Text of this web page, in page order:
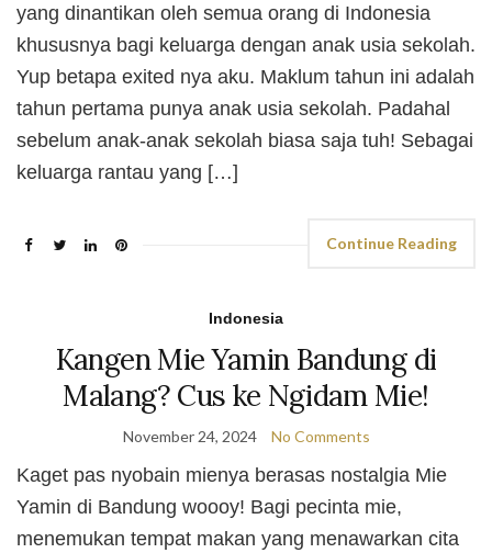
yang dinantikan oleh semua orang di Indonesia
khususnya bagi keluarga dengan anak usia sekolah.
Yup betapa exited nya aku. Maklum tahun ini adalah
tahun pertama punya anak usia sekolah. Padahal
sebelum anak-anak sekolah biasa saja tuh! Sebagai
keluarga rantau yang […]
Continue Reading
Indonesia
Kangen Mie Yamin Bandung di
Malang? Cus ke Ngidam Mie!
November 24, 2024 No Comments
Kaget pas nyobain mienya berasas nostalgia Mie
Yamin di Bandung woooy! Bagi pecinta mie,
menemukan tempat makan yang menawarkan cita